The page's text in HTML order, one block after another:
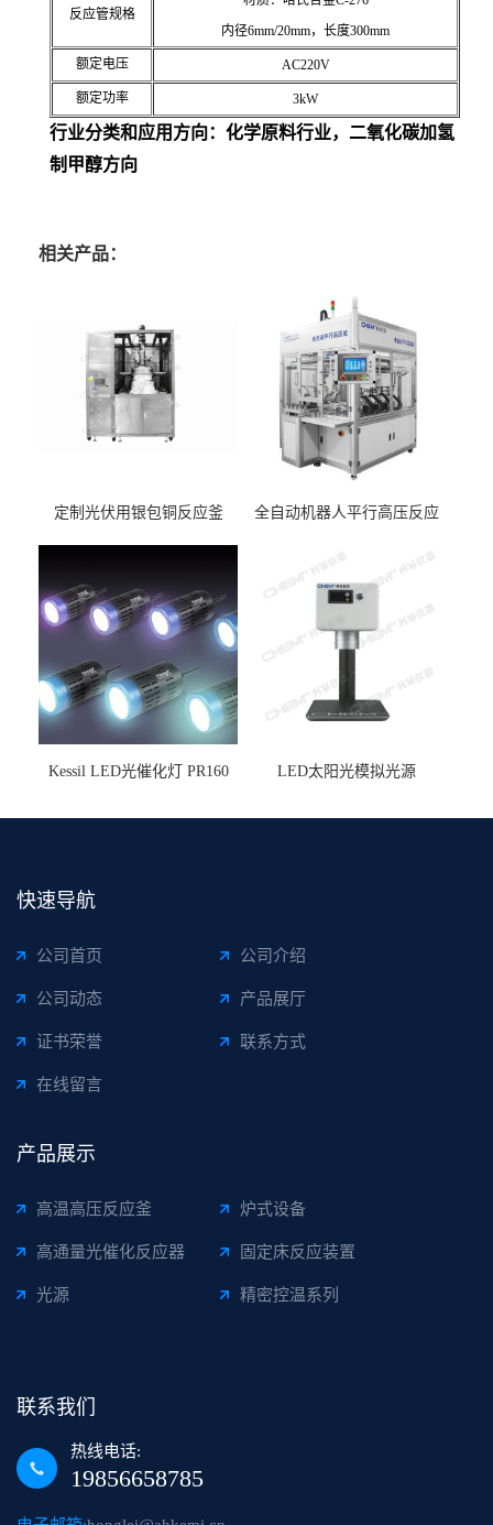
反应管规格
内径6mm/20mm，长度300mm
额定电压 AC220V
额定功率 3kW
行业分类和应用方向：化学原料行业，二氧化碳加氢
制甲醇方向
相关产品：
定制光伏用银包铜反应釜
全自动机器人平行高压反应
Kessil LED光催化灯 PR160 LED太阳光模拟光源
快速导航
公司首页 公司介绍
公司动态 产品展厅
证书荣誉 联系方式
在线留言
产品展示
高温高压反应釜 炉式设备
高通量光催化反应器 固定床反应装置
光源 精密控温系列
联系我们
热线电话:
19856658785